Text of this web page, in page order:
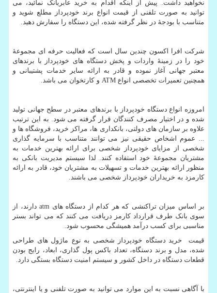
نخواهید داشت. پیش از اینکه اقدام به خرید عابربانک نمائید، می
توانید به صورت تلفنی از قیمت انواع برند خودپرداز مطلع شوید و
متناسب با بودجۀ در نظر گرفته شده، این دستگاه را سفارش دهید.
شرکت افرا اکسون چندین سال است که فعالیت حرفه ای مجموعۀ
خود را در زمینۀ واردات و پخش دستگاه های خودپرداز با برندهای
معتبر جهانی آغاز نموده و قادر به ارائه سایر خدمات پشتیبانی و
همچنین تعمیرات تخصصی انواع ATM و کارتخوان می باشد.
امروزه انواع دستگاه خودپرداز با برندهای معتبر در سطح جهانی تولید
شده و در اختیار مصرف کنندگان قرار گرفته می شود. به این ترتیب
علاوه بر سازمان های دولتی، بانکداری ها، مراکز خرید، فروشگاه ها و
... عموم اشخاص حقیقی نیز می توانند متناسب با سرمایه گذاری
شخصی از مزایای خودپرداز شخصی برای ارائه بهترین خدمات به
مشتریان مجموعۀ خود استفاده کنند. لذا سیستم مدیریت بانکی به
منظور ارائه بهترین خدمات و تسهیلات به مشتریان خود، قادر به ارائه
کارمزد به خریداران خودپرداز شخصی می باشند.
بر اساس میزان تراکنشی که هر کدام از دستگاه های atm دارند، از
سوی بانک طرف قرارداد کارمز دریافت می کنند که می تواند بستر
مناسبی برای کسب درآمد همیشگی محسوب شود.
قیمت خرید دستگاه خودپرداز شخصی به نوع ماژول های طراحی
شده، مدل و برند دستگاه، تعداد باکس پول گذاری، ابعاد، رایج بودن
قطعات دستگاه در داخل کشور و سیستم امنیت دستگاه بستگی دارد.
با آگاهی نسبت به این موارد می توانید به صورت تلفنی و یا اینترنتی،